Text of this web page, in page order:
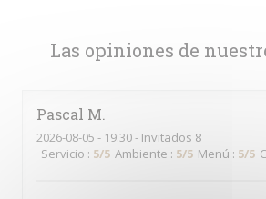
Las opiniones de
Pascal M
2026-08-05 - 19:30 - Invitados 8
Servicio : 5/5 Ambiente : 5/5 Menú : 5/5